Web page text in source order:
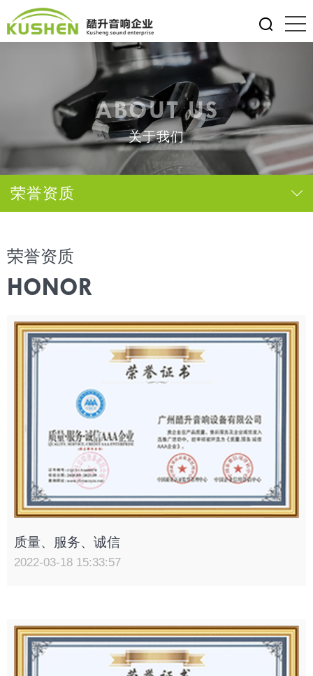
ABOUT US
关于我们
荣誉资质
荣誉资质
HONOR
质量、服务、诚信
2022-03-18 15:33:57